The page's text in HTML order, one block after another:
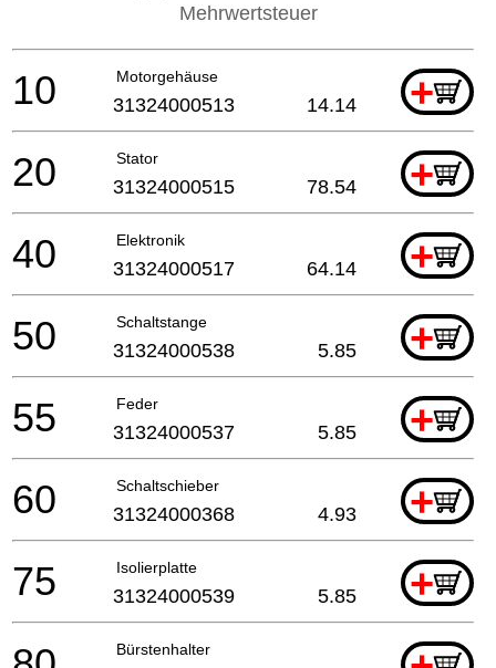
Mehrwertsteuer
Motorgehäuse +
10 31324000513 14.14
Stator +
20 31324000515 78.54
Elektronik +
40 31324000517 64.14
Schaltstange +
50 31324000538 5.85
Feder +
55 31324000537 5.85
Schaltschieber +
60 31324000368 4.93
Isolierplatte +
75 31324000539 5.85
Bürstenhalter